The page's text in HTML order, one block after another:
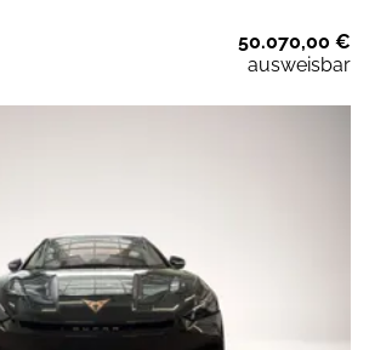
50.070,00 €
ausweisbar